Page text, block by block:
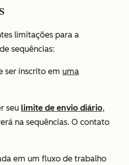
limitações para a
sequências:
ser inscrito em uma
seu limite de envio diário,
na sequências. O contato
em um fluxo de trabalho